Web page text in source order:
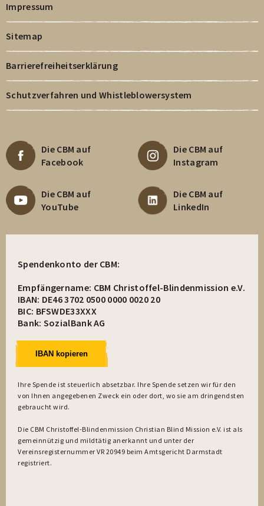
Impressum
Sitemap
Barrierefreiheitserklärung
Schutzverfahren und Whistleblowersystem
Die CBM auf
Facebook
Die CBM auf
Instagram
Die CBM auf
YouTube
Die CBM auf
LinkedIn
Spendenkonto der CBM:
Empfängername: CBM Christoffel-Blindenmission e.V.
IBAN: DE46 3702 0500 0000 0020 20
BIC: BFSWDE33XXX
Bank: SozialBank AG
IBAN kopieren
Ihre Spende ist steuerlich absetzbar. Ihre Spende setzen wir für den
von Ihnen angegebenen Zweck ein oder dort, wo sie am dringendsten
gebraucht wird.
Die CBM Christoffel-Blindenmission Christian Blind Mission e.V. ist als
gemeinnützig und mildtätig anerkannt und unter der
Vereinsregisternummer VR 20949 beim Amtsgericht Darmstadt
registriert.